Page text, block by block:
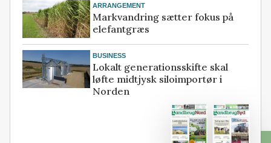
ARRANGEMENT
Markvandring sætter fokus på
elefantgræs
BUSINESS
Lokalt generationsskifte skal
løfte midtjysk siloimportør i
Norden